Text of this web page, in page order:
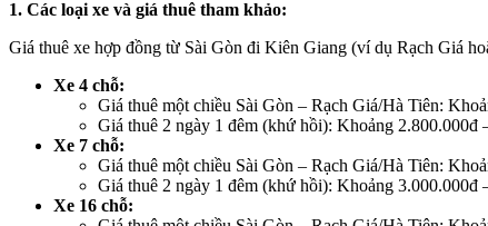
1. Các loại xe và giá thuê tham khảo:
Giá thuê xe hợp đồng từ Sài Gòn đi Kiên Giang (ví dụ Rạch Giá
Xe 4 chỗ:
Giá thuê một chiều Sài Gòn – Rạch Giá/Hà Tiên:
Giá thuê 2 ngày 1 đêm (khứ hồi): Khoảng 2.800.000đ
Xe 7 chỗ:
Giá thuê một chiều Sài Gòn – Rạch Giá/Hà Tiên:
Giá thuê 2 ngày 1 đêm (khứ hồi): Khoảng 3.000.000đ
Xe 16 chỗ: